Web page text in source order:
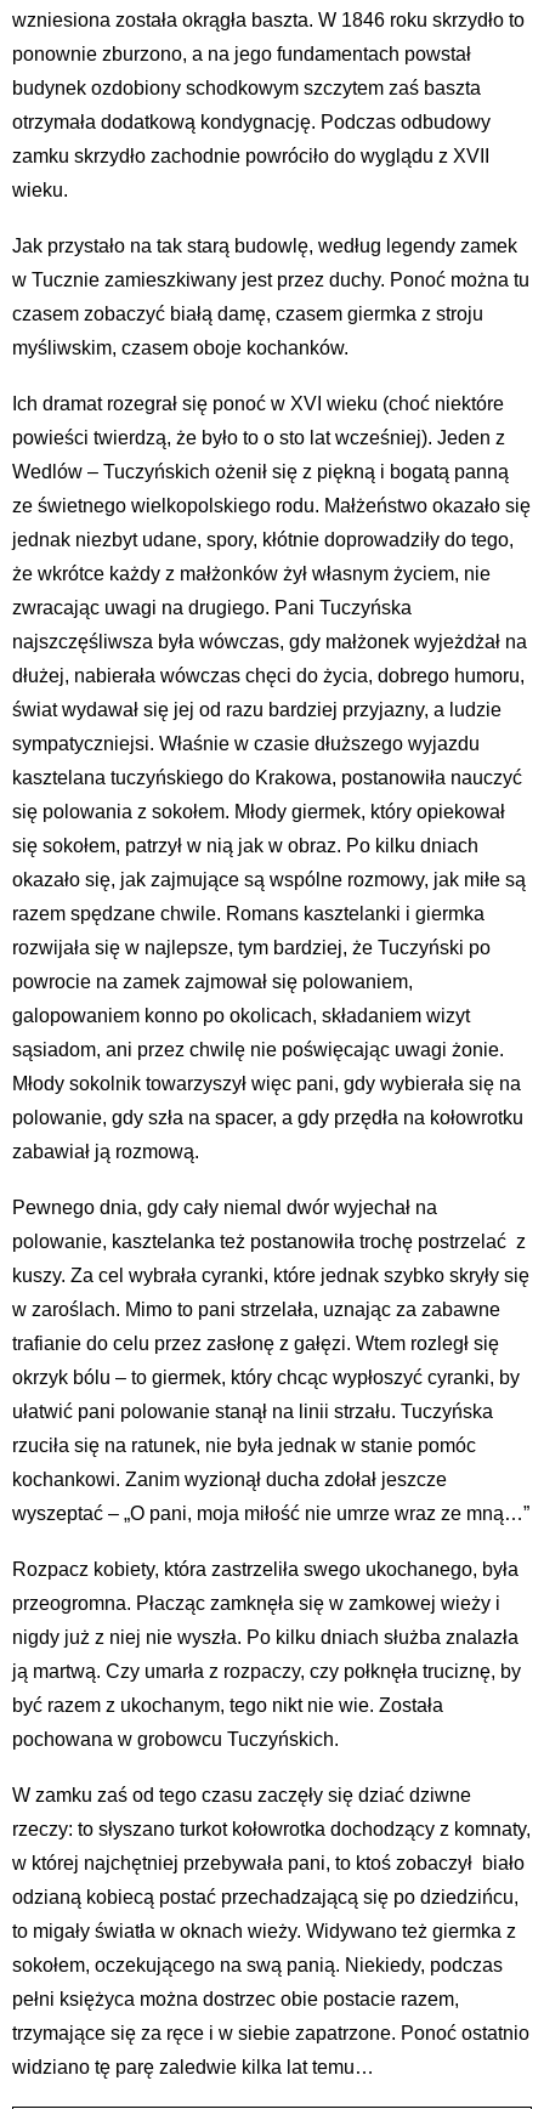
wzniesiona została okrągła baszta. W 1846 roku skrzydło to
ponownie zburzono, a na jego fundamentach powstał
budynek ozdobiony schodkowym szczytem zaś baszta
otrzymała dodatkową kondygnację. Podczas odbudowy
zamku skrzydło zachodnie powróciło do wyglądu z XVII
wieku.
Jak przystało na tak starą budowlę, według legendy zamek
w Tucznie zamieszkiwany jest przez duchy. Ponoć można tu
czasem zobaczyć białą damę, czasem giermka z stroju
myśliwskim, czasem oboje kochanków.
Ich dramat rozegrał się ponoć w XVI wieku (choć niektóre
powieści twierdzą, że było to o sto lat wcześniej). Jeden z
Wedlów – Tuczyńskich ożenił się z piękną i bogatą panną
ze świetnego wielkopolskiego rodu. Małżeństwo okazało się
jednak niezbyt udane, spory, kłótnie doprowadziły do tego,
że wkrótce każdy z małżonków żył własnym życiem, nie
zwracając uwagi na drugiego. Pani Tuczyńska
najszczęśliwsza była wówczas, gdy małżonek wyjeżdżał na
dłużej, nabierała wówczas chęci do życia, dobrego humoru,
świat wydawał się jej od razu bardziej przyjazny, a ludzie
sympatyczniejsi. Właśnie w czasie dłuższego wyjazdu
kasztelana tuczyńskiego do Krakowa, postanowiła nauczyć
się polowania z sokołem. Młody giermek, który opiekował
się sokołem, patrzył w nią jak w obraz. Po kilku dniach
okazało się, jak zajmujące są wspólne rozmowy, jak miłe są
razem spędzane chwile. Romans kasztelanki i giermka
rozwijała się w najlepsze, tym bardziej, że Tuczyński po
powrocie na zamek zajmował się polowaniem,
galopowaniem konno po okolicach, składaniem wizyt
sąsiadom, ani przez chwilę nie poświęcając uwagi żonie.
Młody sokolnik towarzyszył więc pani, gdy wybierała się na
polowanie, gdy szła na spacer, a gdy przędła na kołowrotku
zabawiał ją rozmową.
Pewnego dnia, gdy cały niemal dwór wyjechał na
polowanie, kasztelanka też postanowiła trochę postrzelać z
kuszy. Za cel wybrała cyranki, które jednak szybko skryły się
w zaroślach. Mimo to pani strzelała, uznając za zabawne
trafianie do celu przez zasłonę z gałęzi. Wtem rozległ się
okrzyk bólu – to giermek, który chcąc wypłoszyć cyranki, by
ułatwić pani polowanie stanął na linii strzału. Tuczyńska
rzuciła się na ratunek, nie była jednak w stanie pomóc
kochankowi. Zanim wyzionął ducha zdołał jeszcze
wyszeptać – „O pani, moja miłość nie umrze wraz ze mną…”
Rozpacz kobiety, która zastrzeliła swego ukochanego, była
przeogromna. Płacząc zamknęła się w zamkowej wieży i
nigdy już z niej nie wyszła. Po kilku dniach służba znalazła
ją martwą. Czy umarła z rozpaczy, czy połknęła truciznę, by
być razem z ukochanym, tego nikt nie wie. Została
pochowana w grobowcu Tuczyńskich.
W zamku zaś od tego czasu zaczęły się dziać dziwne
rzeczy: to słyszano turkot kołowrotka dochodzący z komnaty,
w której najchętniej przebywała pani, to ktoś zobaczył biało
odzianą kobiecą postać przechadzającą się po dziedzińcu,
to migały światła w oknach wieży. Widywano też giermka z
sokołem, oczekującego na swą panią. Niekiedy, podczas
pełni księżyca można dostrzec obie postacie razem,
trzymające się za ręce i w siebie zapatrzone. Ponoć ostatnio
widziano tę parę zaledwie kilka lat temu…